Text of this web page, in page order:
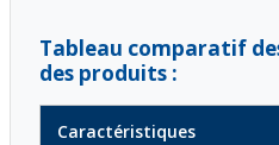
Tableau comparatif
des produits :
Caractéristiques